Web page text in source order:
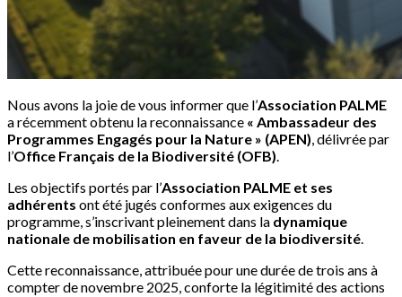
Nous avons la joie de vous informer que l’Association PALME
a récemment obtenu la reconnaissance « Ambassadeur des
Programmes Engagés pour la Nature » (APEN), délivrée par
l’Office Français de la Biodiversité (OFB).
Les objectifs portés par l’Association PALME et ses
adhérents ont été jugés conformes aux exigences du
programme, s’inscrivant pleinement dans la dynamique
nationale de mobilisation en faveur de la biodiversité.
Cette reconnaissance, attribuée pour une durée de trois ans à
compter de novembre 2025, conforte la légitimité des actions